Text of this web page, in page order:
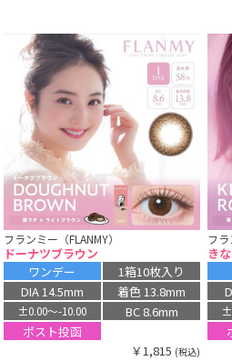
フランミー（FLANMY）
ドーナツブラウン
ワンデー
1箱10枚入り
DIA 14.5mm
着色 13.8mm
±0.00〜-10.00
BC 8.6mm
ポスト投函
￥1,815 (税込)
フラ
き